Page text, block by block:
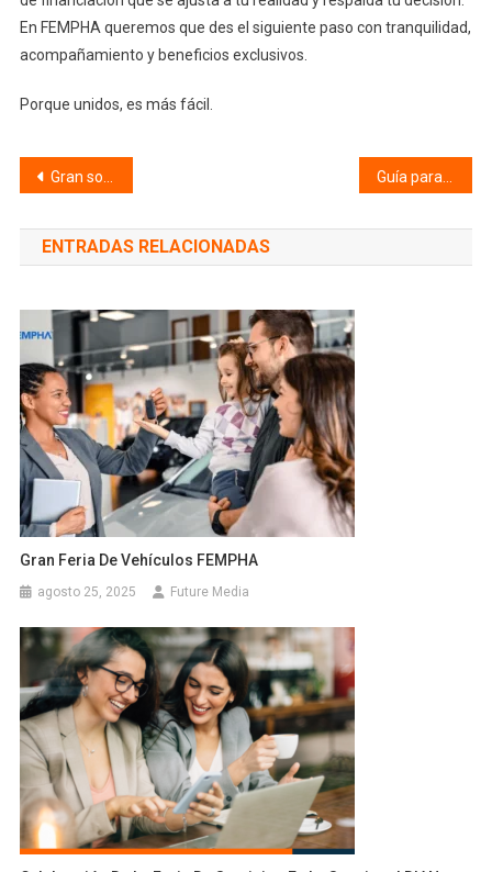
En FEMPHA queremos que des el siguiente paso con tranquilidad,
acompañamiento y beneficios exclusivos.
Porque unidos, es más fácil.
Navegación
de
entradas
Gran sorteo de Black Friday Fempha Guía para participar en el sorteo especial de Black Friday con tu Tarjeta FEMPHA
ENTRADAS RELACIONADAS
Gran Feria De Vehículos FEMPHA
agosto 25, 2025 Future Media